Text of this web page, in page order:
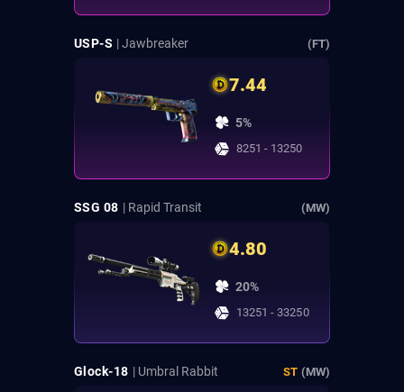
USP-S | Jawbreaker (FT)
7.44
5%
8251 - 13250
SSG 08 | Rapid Transit (MW)
4.80
20%
13251 - 33250
Glock-18 | Umbral Rabbit ST (MW)